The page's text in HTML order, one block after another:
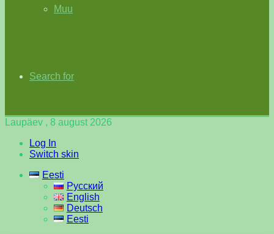
Muu
Search for
Laupäev , 8 august 2026
Log In
Switch skin
Eesti
Русский
English
Deutsch
Eesti